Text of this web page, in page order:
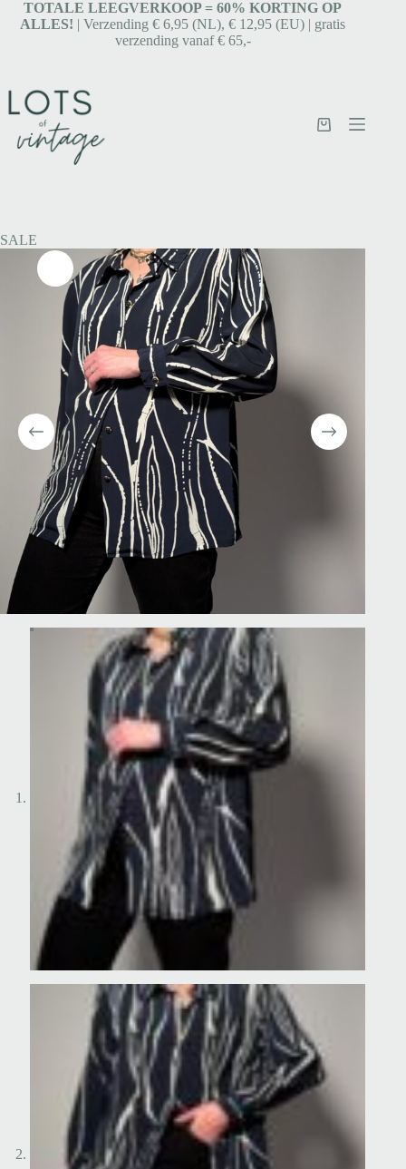
TOTALE LEEGVERKOOP = 60% KORTING OP
ALLES! | Verzending € 6,95 (NL), € 12,95 (EU) | gratis
verzending vanaf € 65,-
SALE